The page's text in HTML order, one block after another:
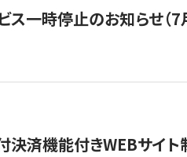
ス一時停止のお知らせ（
済機能付きWEBサイト